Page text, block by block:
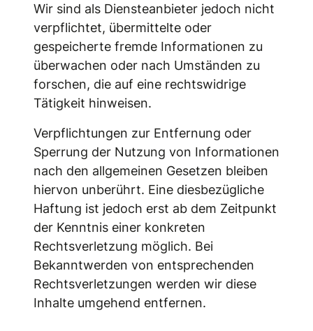
Wir sind als Diensteanbieter jedoch nicht
verpflichtet, übermittelte oder
gespeicherte fremde Informationen zu
überwachen oder nach Umständen zu
forschen, die auf eine rechtswidrige
Tätigkeit hinweisen.
Verpflichtungen zur Entfernung oder
Sperrung der Nutzung von Informationen
nach den allgemeinen Gesetzen bleiben
hiervon unberührt. Eine diesbezügliche
Haftung ist jedoch erst ab dem Zeitpunkt
der Kenntnis einer konkreten
Rechtsverletzung möglich. Bei
Bekanntwerden von entsprechenden
Rechtsverletzungen werden wir diese
Inhalte umgehend entfernen.